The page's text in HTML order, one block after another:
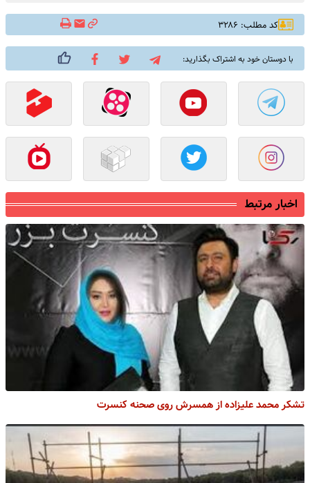
کد مطلب: ۳۲۸۶
با دوستان خود به اشتراک بگذارید:
اخبار مرتبط
تشکر محمد علیزاده از همسرش روی صحنه کنسرت